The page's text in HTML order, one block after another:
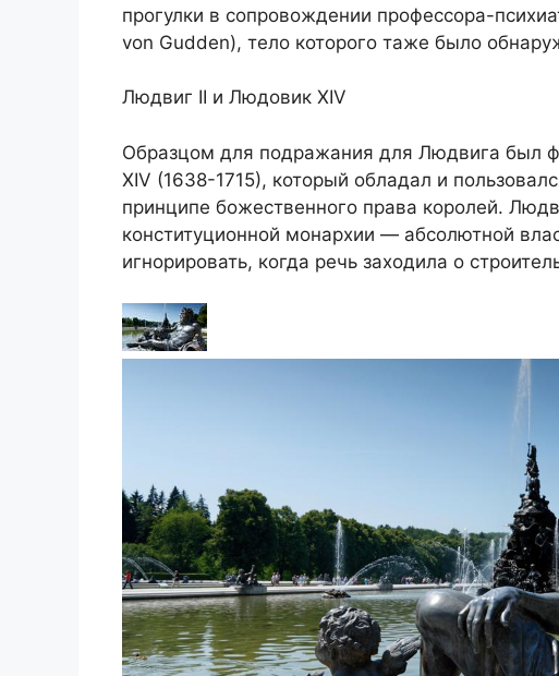
прогулки в сопровождении профессора-
von Gudden), тело которого таже было
Людвиг II и Людовик XIV
Образцом для подражания для Людвига был
XIV (1638-1715), который обладал и
принципе божественного права королей.
конституционной монархии — абсолютной
игнорировать, когда речь заходила о